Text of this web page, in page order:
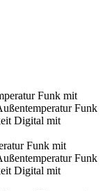
Funk mit
Funk
Digital mit